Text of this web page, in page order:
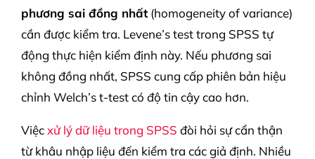
phương sai đồng nhất(homogeneity of variance)
cần được kiểm tra. Levene’s test trong SPSS tự
động thực hiện kiểm định này. Nếu phương sai
không đồng nhất, SPSS cung cấp phiên bản hiệu
chỉnh Welch’s t-test có độ tin cậy cao hơn.
Việcxử lý dữ liệu trong SPSS đòi hỏi sự cẩn thận
từ khâu nhập liệu đến kiểm tra các giả định. Nhiều